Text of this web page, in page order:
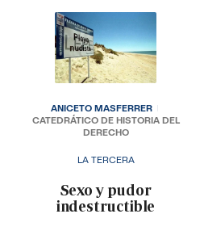
LA TERCERA
­Sexo y pudor
indestructible
ANICETO MASFERRER
CATEDRÁTICO DE HISTORIA DEL
DERECHO